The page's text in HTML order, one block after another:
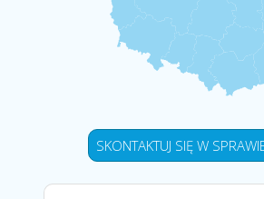
SKONTAKTUJ SIĘ W